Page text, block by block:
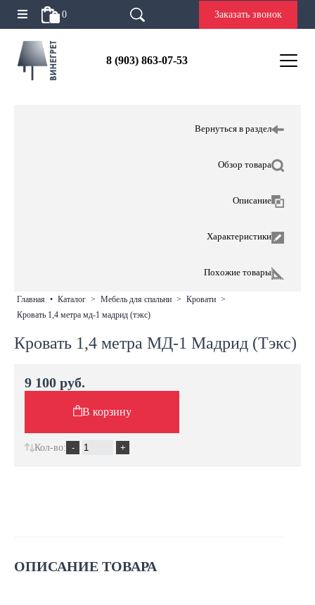
0 Заказать звонок
8 (903) 863-07-53
Вернуться в раздел
Обзор товара
Описание
Характеристики
Похожие товары
главная • каталог > мебель для спальни > кровати >
кровать 1,4 метра мд-1 мадрид (тэкс)
Кровать 1,4 метра МД-1 Мадрид (Тэкс)
ОПИСАНИЕ ТОВАРА
9 100 руб.
В корзину
Кол-во: